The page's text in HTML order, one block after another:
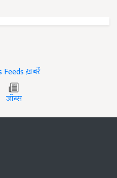
ख़बरें
जॉब्स